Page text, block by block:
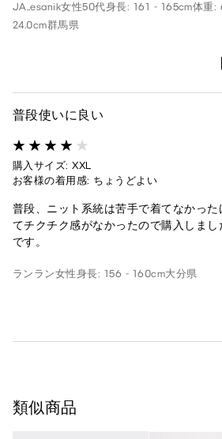
JA_esanik女性50代身長: 161 - 165cm体重:
24.0cm群馬県
普段使いに良い
購入サイズ: XXL
お客様の着用感: ちょうどよい
普段、ニット系統は苦手で着てなかっ
てチクチク感がなかったので購入しま
です。
ランラン女性身長: 156 - 160cm大分県
類似商品